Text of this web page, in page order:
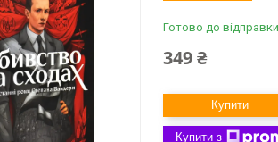
Готово до відправки
349 ₴
Купити
Купити з